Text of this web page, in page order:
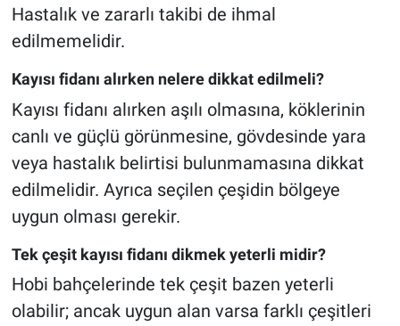
Hastalık ve zararlı takibi de ihmal
edilmemelidir.
Kayısı fidanı alırken nelere dikkat edilmeli?
Kayısı fidanı alırken aşılı olmasına, köklerinin
canlı ve güçlü görünmesine, gövdesinde yara
veya hastalık belirtisi bulunmamasına dikkat
edilmelidir. Ayrıca seçilen çeşidin bölgeye
uygun olması gerekir.
Tek çeşit kayısı fidanı dikmek yeterli midir?
Hobi bahçelerinde tek çeşit bazen yeterli
olabilir; ancak uygun alan varsa farklı çeşitleri